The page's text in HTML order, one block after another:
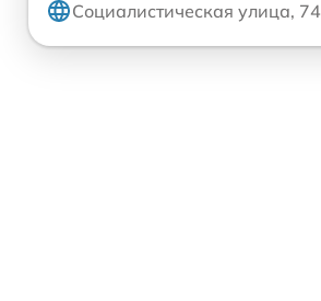
Социалистическая улица, 74